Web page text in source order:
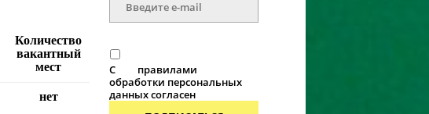
Количество
вакантный
мест
нет
С
правилами
обработки персональных
данных согласен